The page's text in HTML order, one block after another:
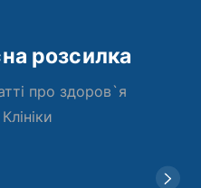
розсилка
про здоров`я